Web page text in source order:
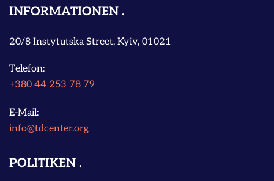
INFORMATIONEN
20/8 Instytutska Street, Kyiv, 01021
Telefon:
+380 44 253 78 79
E-Mail:
info@tdcenter.org
POLITIKEN